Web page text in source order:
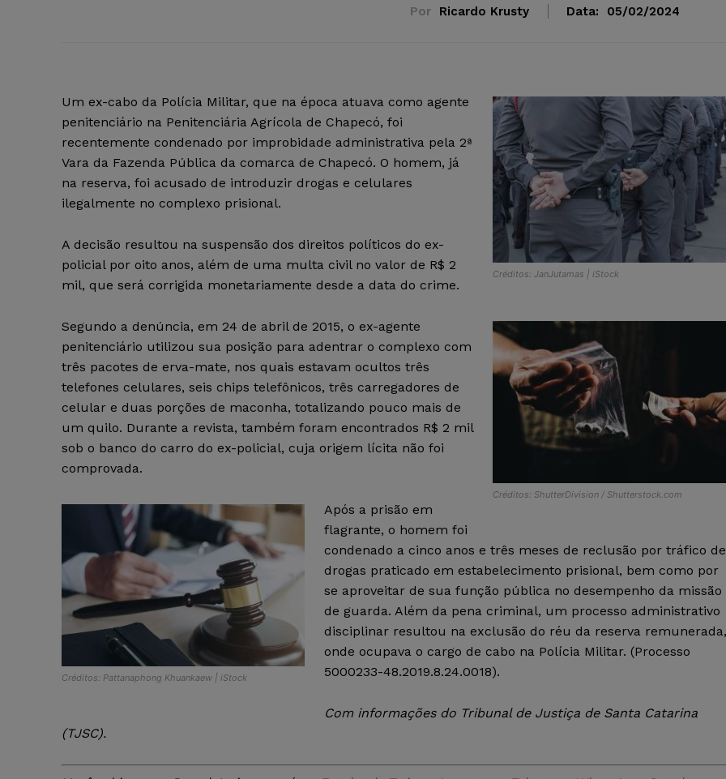
Por Ricardo Krusty Data: 05/02/2024
Créditos: JanJutamas | iStock
Um ex-cabo da Polícia Militar, que na época atuava como agente
penitenciário na Penitenciária Agrícola de Chapecó, foi
recentemente condenado por improbidade administrativa pela 2ª
Vara da Fazenda Pública da comarca de Chapecó. O homem, já
na reserva, foi acusado de introduzir drogas e celulares
ilegalmente no complexo prisional.
A decisão resultou na suspensão dos direitos políticos do ex-
policial por oito anos, além de uma multa civil no valor de R$ 2
mil, que será corrigida monetariamente desde a data do crime.
Créditos: ShutterDivision / Shutterstock.com
Segundo a denúncia, em 24 de abril de 2015, o ex-agente
penitenciário utilizou sua posição para adentrar o complexo com
três pacotes de erva-mate, nos quais estavam ocultos três
telefones celulares, seis chips telefônicos, três carregadores de
celular e duas porções de maconha, totalizando pouco mais de
um quilo. Durante a revista, também foram encontrados R$ 2 mil
sob o banco do carro do ex-policial, cuja origem lícita não foi
comprovada.
Créditos: Pattanaphong Khuankaew | iStock
Após a prisão em
flagrante, o homem foi
condenado a cinco anos e três meses de reclusão por tráfico de
drogas praticado em estabelecimento prisional, bem como por
se aproveitar de sua função pública no desempenho da missão
de guarda. Além da pena criminal, um processo administrativo
disciplinar resultou na exclusão do réu da reserva remunerada,
onde ocupava o cargo de cabo na Polícia Militar. (Processo
5000233-48.2019.8.24.0018).
Com informações do Tribunal de Justiça de Santa Catarina
(TJSC).